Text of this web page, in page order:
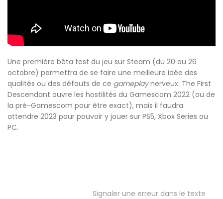
Une première bêta test du jeu sur Steam (du 20 au 26
octobre) permettra de se faire une meilleure idée des
qualités ou des défauts de ce gameplaynerveux. The First
Descendant ouvre les hostilités du Gamescom 2022 (ou de
la pré-Gamescom pour être exact), mais il faudra
attendre 2023 pour pouvoir y jouer sur PS5, Xbox Series ou
PC.
Signaler une erreur dans le texte